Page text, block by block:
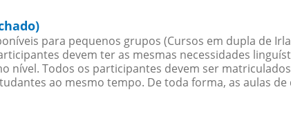
para pequenos grupos (Cursos em dupla de
devem ter as mesmas necessidades
nível. Todos os participantes devem ser
ao mesmo tempo. De toda forma, as aulas